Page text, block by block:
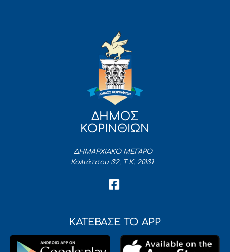
ΔΗΜΟΣ
ΚΟΡΙΝΘΙΩΝ
ΔΗΜΑΡΧΙΑΚΟ ΜΕΓΑΡΟ
Κολιάτσου 32, Τ.Κ. 20131
ΚΑΤΕΒΑΣΕ ΤΟ APP